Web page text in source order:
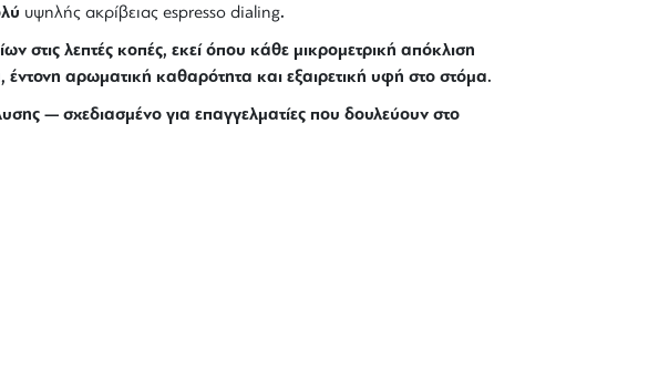
υψηλής ακρίβειας espresso dialing.
στις λεπτές κοπές, εκεί όπου κάθε μικρομετρική απόκλιση
έντονη αρωματική καθαρότητα και εξαιρετική υφή στο στόμα.
— σχεδιασμένο για επαγγελματίες που δουλεύουν στο